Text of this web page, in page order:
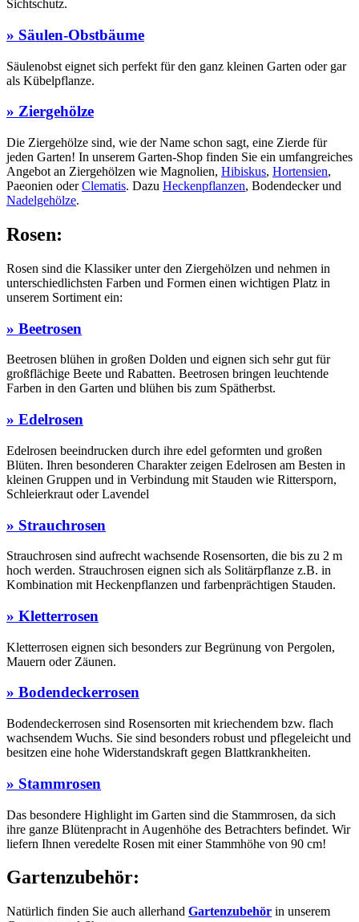
Sichtschutz.
» Säulen-Obstbäume
Säulenobst eignet sich perfekt für den ganz kleinen Garten oder gar
als Kübelpflanze.
» Ziergehölze
Die Ziergehölze sind, wie der Name schon sagt, eine Zierde für
jeden Garten! In unserem Garten-Shop finden Sie ein umfangreiches
Angebot an Ziergehölzen wie Magnolien, Hibiskus, Hortensien,
Paeonien oderClematis. Dazu Heckenpflanzen, Bodendecker und
Nadelgehölze.
Rosen:
Rosen sind die Klassiker unter den Ziergehölzen und nehmen in
unterschiedlichsten Farben und Formen einen wichtigen Platz in
unserem Sortiment ein:
» Beetrosen
Beetrosen blühen in großen Dolden und eignen sich sehr gut für
großflächige Beete und Rabatten. Beetrosen bringen leuchtende
Farben in den Garten und blühen bis zum Spätherbst.
» Edelrosen
Edelrosen beeindrucken durch ihre edel geformten und großen
Blüten. Ihren besonderen Charakter zeigen Edelrosen am Besten in
kleinen Gruppen und in Verbindung mit Stauden wie Rittersporn,
Schleierkraut oder Lavendel
» Strauchrosen
Strauchrosen sind aufrecht wachsende Rosensorten, die bis zu 2 m
hoch werden. Strauchrosen eignen sich als Solitärpflanze z.B. in
Kombination mit Heckenpflanzen und farbenprächtigen Stauden.
» Kletterrosen
Kletterrosen eignen sich besonders zur Begrünung von Pergolen,
Mauern oder Zäunen.
» Bodendeckerrosen
Bodendeckerrosen sind Rosensorten mit kriechendem bzw. flach
wachsendem Wuchs. Sie sind besonders robust und pflegeleicht und
besitzen eine hohe Widerstandskraft gegen Blattkrankheiten.
» Stammrosen
Das besondere Highlight im Garten sind die Stammrosen, da sich
ihre ganze Blütenpracht in Augenhöhe des Betrachters befindet. Wir
liefern Ihnen veredelte Rosen mit einer Stammhöhe von 90 cm!
Gartenzubehör:
Natürlich finden Sie auch allerhand Gartenzubehör in unserem